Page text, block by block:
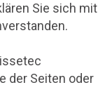
Sie sich mit
der Seiten oder